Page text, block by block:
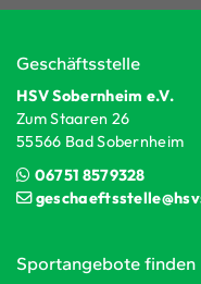
Geschäftsstelle
HSV Sobernheim e.V.
Zum Staaren 26
55566 Bad Sobernheim
06751 8579328
Sportangebote finden